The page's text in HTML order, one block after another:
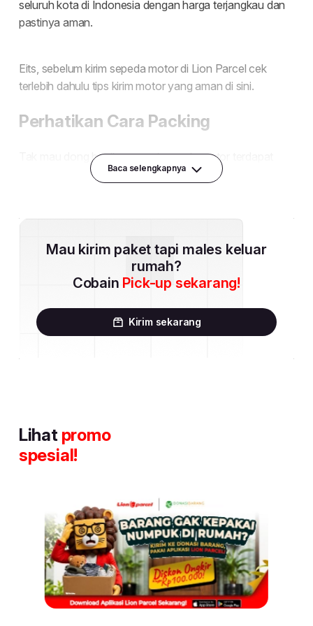
Baca selengkapnya
Mau kirim paket tapi males keluar
rumah?
Cobain Pick-up sekarang!
Kirim sekarang
Lihat promo
spesial!